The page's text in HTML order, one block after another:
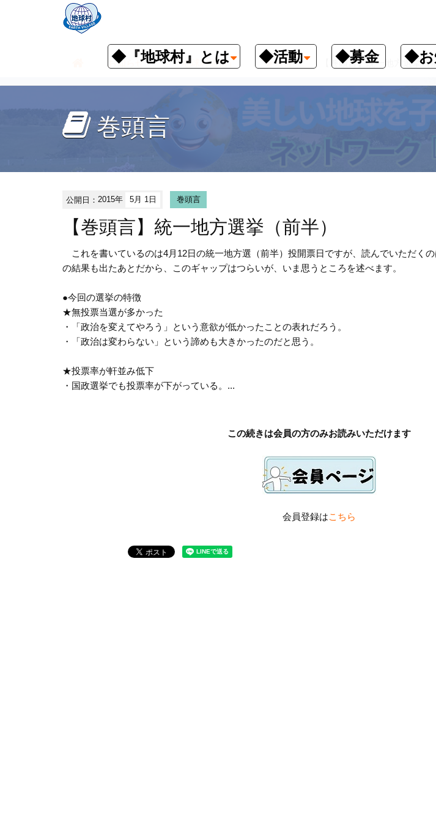
◆『地球村』とは ◆活動 ◆募金 ◆お
お知らせ 『地球村通信』 巻頭言 【巻頭言】統一地方選挙（
巻頭言
公開日：2015年 5月 1日 巻頭言
【巻頭言】統一地方選挙（前半）
これを書いているのは4月12日の統一地方選（前半）投開票日ですが、読んでいただくの
の結果も出たあとだから、このギャップはつらいが、いま思うところを述べます。
●今回の選挙の特徴
★無投票当選が多かった
・「政治を変えてやろう」という意欲が低かったことの表れだろう。
・「政治は変わらない」という諦めも大きかったのだと思う。
★投票率が軒並み低下
・国政選挙でも投票率が下がっている。...
この続きは会員の方のみお読みいただけます
会員登録はこちら